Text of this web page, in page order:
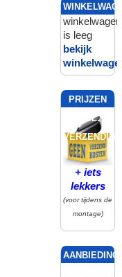
winkelwagen
is leeg
bekijk
PRIJZEN
INCL.
VERZENDING
+ iets
lekkers
(voor tijdens de
montage)